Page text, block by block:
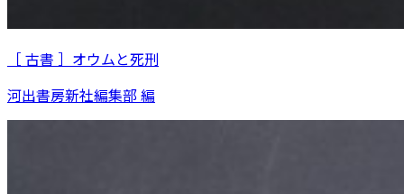
［ 古書 ］オウムと死刑
河出書房新社編集部 編